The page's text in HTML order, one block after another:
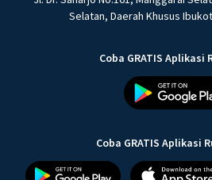
Selatan, Daerah Khusus
Coba GRATIS Aplikasi
Coba GRATIS Aplikasi